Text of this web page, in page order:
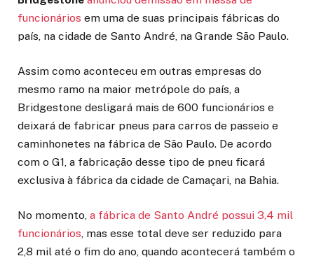
funcionários em uma de suas principais fábricas do
país, na cidade de Santo André, na Grande São Paulo.
Assim como aconteceu em outras empresas do
mesmo ramo na maior metrópole do país, a
Bridgestone desligará mais de 600 funcionários e
deixará de fabricar pneus para carros de passeio e
caminhonetes na fábrica de São Paulo. De acordo
com o G1, a fabricação desse tipo de pneu ficará
exclusiva à fábrica da cidade de Camaçari, na Bahia.
No momento, a fábrica de Santo André possui 3,4 mil
funcionários, mas esse total deve ser reduzido para
2,8 mil até o fim do ano, quando acontecerá também o